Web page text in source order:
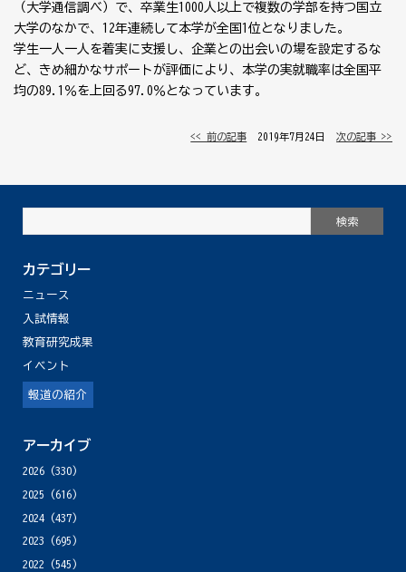
（大学通信調べ）で、卒業生1000人以上で複数の学部を持つ国立
大学のなかで、12年連続して本学が全国1位となりました。
学生一人一人を着実に支援し、企業との出会いの場を設定するな
ど、きめ細かなサポートが評価により、本学の実就職率は全国平
均の89.1％を上回る97.0％となっています。
<< 前の記事 │ 2019年7月24日 │次の記事 >>
カテゴリー
ニュース
入試情報
教育研究成果
イベント
報道の紹介
アーカイブ
2026(330)
2025 (616)
2024(437)
2023 (695)
2022 (545)